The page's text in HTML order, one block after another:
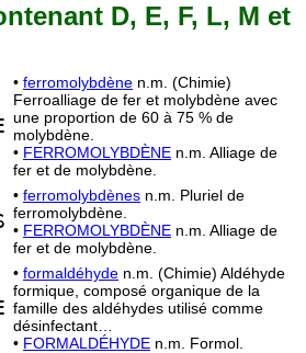
D, E, F, L, M et
• ferromolybdène n.m. (Chimie)
Ferroalliage de fer et molybdène avec
une proportion de 60 à 75 % de
molybdène.
• FERROMOLYBDÈNE n.m. Alliage de
fer et de molybdène.
• ferromolybdènes n.m. Pluriel de
ferromolybdène.
• FERROMOLYBDÈNE n.m. Alliage de
fer et de molybdène.
• formaldéhyde n.m. (Chimie) Aldéhyde
formique, composé organique de la
famille des aldéhydes utilisé comme
désinfectant…
• FORMALDÉHYDE n.m. Formol.